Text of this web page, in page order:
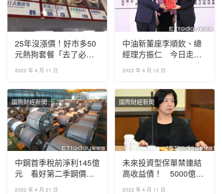
25年沒漲價！好市多50
元熱狗套餐「去了必
買」 他揭背後心機
2022 年 4 月 11 日
中油新董座李順欽、總
經理方振仁 今日走馬
上任
2022 年 4 月 12 日
國際財經新聞
中鋼首季稅前淨利145億
元 看好第二季鋼價易
漲難跌
2022 年 4 月 21 日
國際財經新聞
未來投資型保單禁連結
高收益債！ 5000億規
模將成歷史
2022 年 4 月 11 日